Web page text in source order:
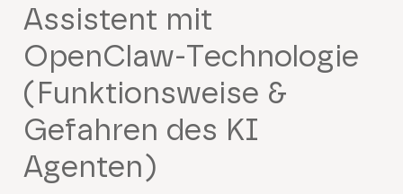
Assistent mit
OpenClaw-Technologie
(Funktionsweise &
Gefahren des KI
Agenten)